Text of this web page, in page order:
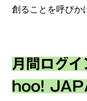
創ることを呼びか
月間ログ
hoo!